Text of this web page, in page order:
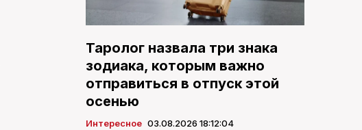
Таролог назвала три знака
зодиака, которым важно
отправиться в отпуск этой
осенью
Интересное 03.08.2026 18:12:04